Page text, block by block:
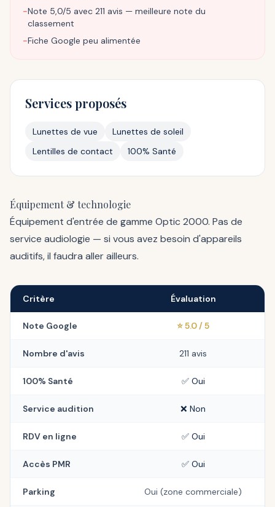
−Note 5,0/5 avec 211 avis — meilleure note du
classement
−Fiche Google peu alimentée
Services proposés
Lunettes de vue
Lunettes de soleil
Lentilles de contact
100% Santé
Équipement & technologie
Équipement d'entrée de gamme Optic 2000. Pas de
service audiologie — si vous avez besoin d'appareils
auditifs, il faudra aller ailleurs.
Critère Évaluation
Note Google ⭐ 5.0 / 5
Nombre d'avis 211 avis
100% Santé ✅ Oui
Service audition ❌ Non
RDV en ligne ✅ Oui
Accès PMR ✅ Oui
Parking Oui (zone commerciale)